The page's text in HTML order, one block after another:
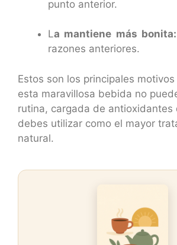
punto anterior.
La mantiene más bonita:
razones anteriores.
Estos son los principales
esta maravillosa bebida no
rutina, cargada de antioxidantes
debes utilizar como el mayor
natural.